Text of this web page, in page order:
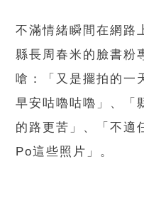
不滿情緒瞬間在網路
縣長周春米的臉書粉
嗆：「又是擺拍的一
早安咕嚕咕嚕」、「
的路更苦」、「不適
Po這些照片」。